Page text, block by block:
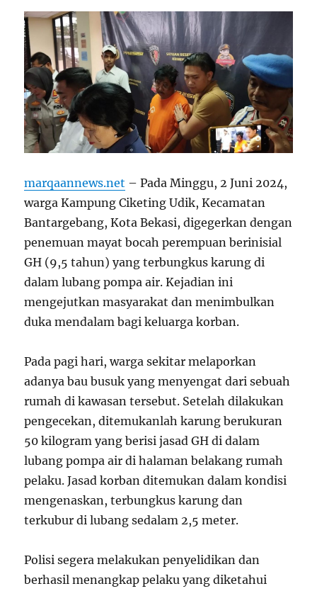
marqaannews.net – Pada Minggu, 2 Juni 2024,
warga Kampung Ciketing Udik, Kecamatan
Bantargebang, Kota Bekasi, digegerkan dengan
penemuan mayat bocah perempuan berinisial
GH (9,5 tahun) yang terbungkus karung di
dalam lubang pompa air. Kejadian ini
mengejutkan masyarakat dan menimbulkan
duka mendalam bagi keluarga korban.
Pada pagi hari, warga sekitar melaporkan
adanya bau busuk yang menyengat dari sebuah
rumah di kawasan tersebut. Setelah dilakukan
pengecekan, ditemukanlah karung berukuran
50 kilogram yang berisi jasad GH di dalam
lubang pompa air di halaman belakang rumah
pelaku. Jasad korban ditemukan dalam kondisi
mengenaskan, terbungkus karung dan
terkubur di lubang sedalam 2,5 meter.
Polisi segera melakukan penyelidikan dan
berhasil menangkap pelaku yang diketahui